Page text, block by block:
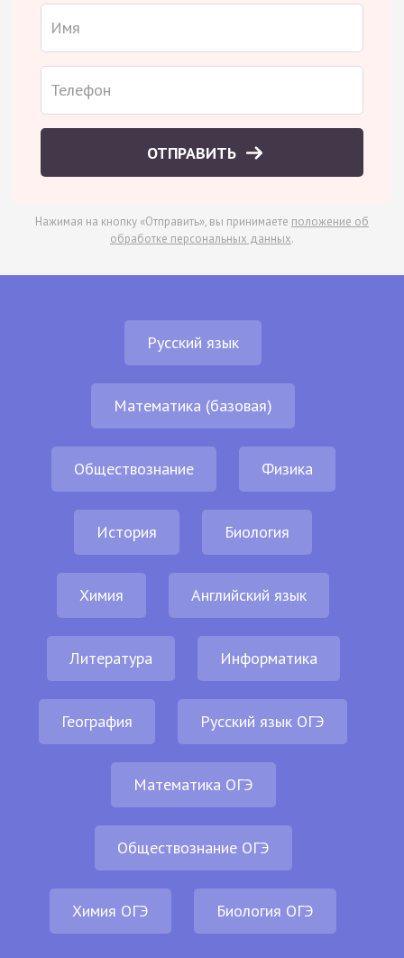
ОТПРАВИТЬ
Нажимая на кнопку «Отправить», вы принимаете положение об
обработке персональных данных.
Русский язык
Математика (базовая)
Обществознание Физика
История Биология
Химия Английский язык
Литература Информатика
География Русский язык ОГЭ
Математика ОГЭ
Обществознание ОГЭ
Химия ОГЭ Биология ОГЭ